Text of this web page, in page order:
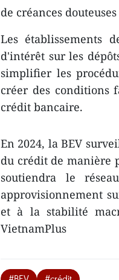
de créances
Les établissements
d'intérêt sur les
simplifier les
créer des conditions
crédit bancaire.
En 2024, la BEV
du crédit de manière
soutiendra le
approvisionnement
et à la stabilité
VietnamPlus